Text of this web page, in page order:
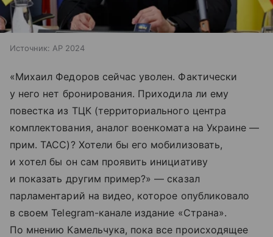
Источник: AP 2024
«Михаил Федоров сейчас уволен. Фактически
у него нет бронирования. Приходила ли ему
повестка из ТЦК (территориального центра
комплектования, аналог военкомата на Украине —
прим. ТАСС)? Хотели бы его мобилизовать,
и хотел бы он сам проявить инициативу
и показать другим пример?» — сказал
парламентарий на видео, которое опубликовало
в своем Telegram-канале издание «Страна».
По мнению Камельчука, пока все происходящее